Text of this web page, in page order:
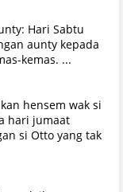
Hari Sabtu
aunty kepada
kemas. ...
hensem wak si
hari jumaat
si Otto yang tak